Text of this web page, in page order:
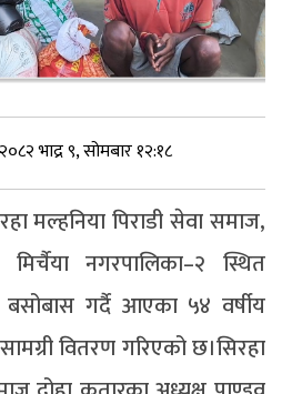
२०८२ भाद्र ९, सोमबार १२:१८
मल्हनिया पिराडी सेवा समाज,
नगरपालिका–२ स्थित
गर्दै आएका ५४ वर्षीय
वितरण गरिएको छ।सिरहा